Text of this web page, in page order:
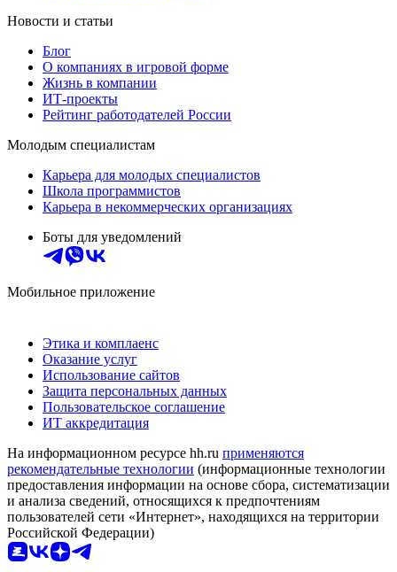
Новости и статьи
Блог
О компаниях в игровой форме
Жизнь в компании
ИТ-проекты
Рейтинг работодателей России
Молодым специалистам
Карьера для молодых специалистов
Школа программистов
Карьера в некоммерческих организациях
Боты для уведомлений
Мобильное приложение
Этика и комплаенс
Оказание услуг
Использование сайтов
Защита персональных данных
Пользовательское соглашение
ИТ аккредитация
На информационном ресурсе hh.ru применяются
рекомендательные технологии (информационные технологии
предоставления информации на основе сбора, систематизации
и анализа сведений, относящихся к предпочтениям
пользователей сети «Интернет», находящихся на территории
Российской Федерации)